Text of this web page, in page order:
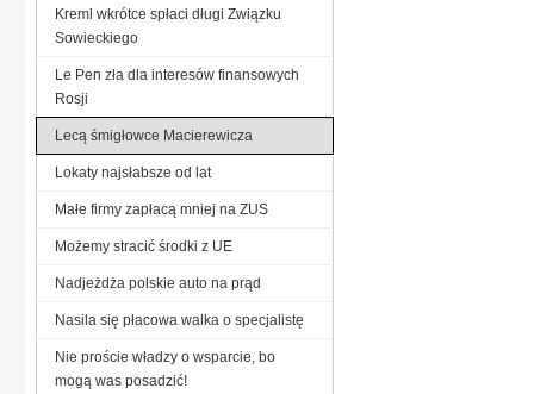
Kreml wkrótce spłaci długi Związku
Sowieckiego
Le Pen zła dla interesów finansowych
Rosji
Lecą śmigłowce Macierewicza
Lokaty najsłabsze od lat
Małe firmy zapłacą mniej na ZUS
Możemy stracić środki z UE
Nadjeżdża polskie auto na prąd
Nasila się płacowa walka o specjalistę
Nie proście władzy o wsparcie, bo
mogą was posadzić!